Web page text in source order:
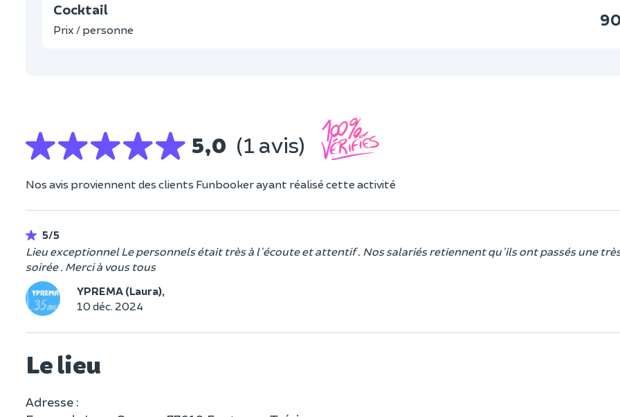
Cocktail
Prix / personne
5,0 (1 avis)
Nos avis proviennent des clients Funbooker ayant réalisé cette activité
5/5
Lieu exceptionnel Le personnels était très à l'écoute et attentif . Nos salariés retiennent qu'ils ont passés une
soirée . Merci à vous tous
YPREMA (Laura),
10 déc. 2024
Le lieu
Adresse :